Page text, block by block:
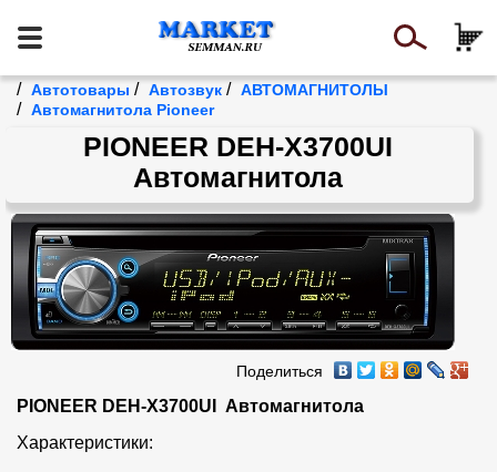
/ Автотовары / Автозвук / АВТОМАГНИТОЛЫ
/ Автомагнитола Pioneer
PIONEER DEH-X3700UI
Автомагнитола
Поделиться
PIONEER DEH-X3700UI  Автомагнитола
Характеристики: